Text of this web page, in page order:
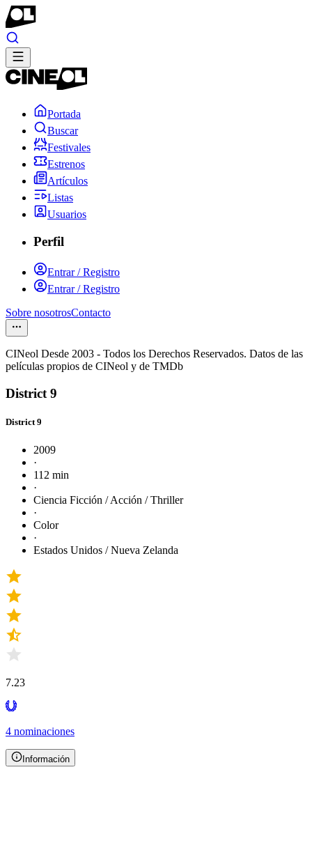
Portada
Buscar
Festivales
Estrenos
Artículos
Listas
Usuarios
Perfil
Entrar / Registro
Entrar / Registro
Sobre nosotrosContacto
CINeol Desde 2003 - Todos los Derechos Reservados. Datos de las
películas propios de CINeol y de TMDb
District 9
District 9
2009
·
112 min
·
Ciencia Ficción / Acción / Thriller
·
Color
·
Estados Unidos / Nueva Zelanda
7.23
4 nominaciones
Información